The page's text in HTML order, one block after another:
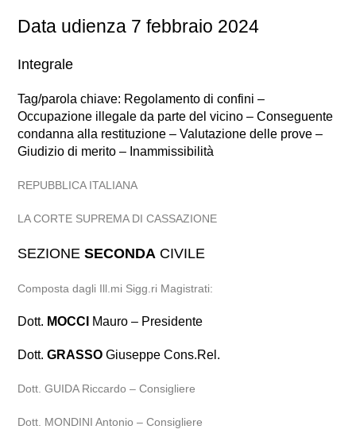
Data udienza 7 febbraio 2024
Integrale
Tag/parola chiave: Regolamento di confini –
Occupazione illegale da parte del vicino – Conseguente
condanna alla restituzione – Valutazione delle prove –
Giudizio di merito – Inammissibilità
REPUBBLICA ITALIANA
LA CORTE SUPREMA DI CASSAZIONE
SEZIONESECONDA CIVILE
Composta dagli Ill.mi Sigg.ri Magistrati:
Dott. MOCCI Mauro – Presidente
Dott.GRASSO Giuseppe Cons.Rel.
Dott. GUIDA Riccardo – Consigliere
Dott. MONDINI Antonio – Consigliere